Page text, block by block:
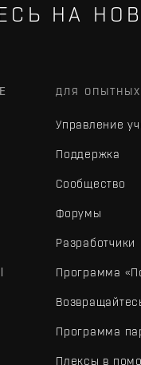
НА
ДЛЯ
Управление
Поддержка
Сообщество
Форумы
Разработчики
Программа
Программа
Плексы в